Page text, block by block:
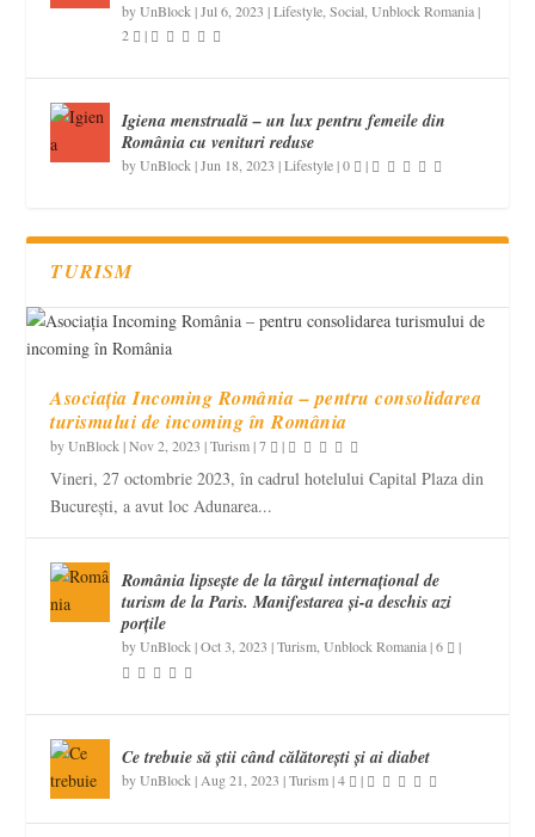
byUnBlock |Jul 6, 2023 |Lifestyle ,Social ,Unblock Romania|
2
|
Igiena menstruală – un lux pentru femeile din
România cu venituri reduse
byUnBlock |Jun 18, 2023 |Lifestyle|0 |
TURISM
Asociația Incoming România – pentru consolidarea
turismului de incoming în România
byUnBlock |Nov 2, 2023 |Turism|7 |
Vineri, 27 octombrie 2023, în cadrul hotelului Capital Plaza din
București, a avut loc Adunarea...
România lipsește de la târgul internațional de
turism de la Paris. Manifestarea și-a deschis azi
porțile
byUnBlock |Oct 3, 2023 |Turism ,Unblock Romania|6 |
Ce trebuie să știi când călătorești și ai diabet
byUnBlock | Aug 21, 2023 |Turism|4 |